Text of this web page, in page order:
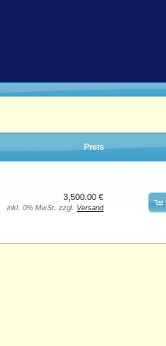
Preis
3,500.00 €
inkl. 0% MwSt. zzgl. Versand